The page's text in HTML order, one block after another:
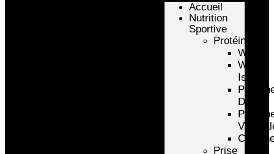
Accueil
Nutrition
Sportive
Protéines
Whey
Whey
Isolate
D’oeuf
Prise